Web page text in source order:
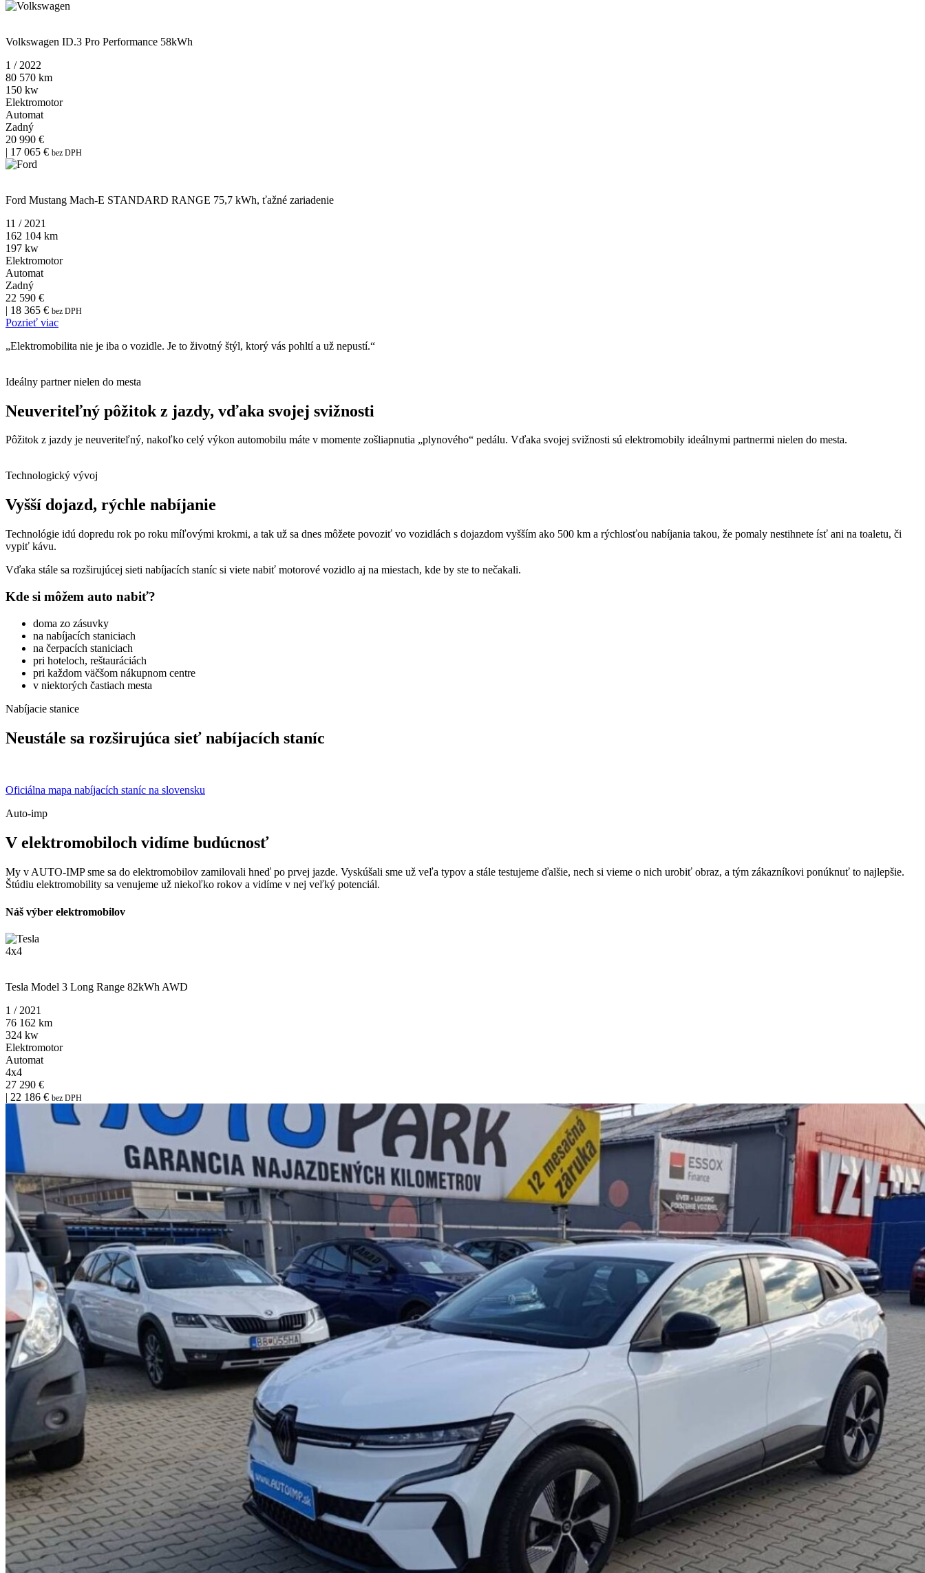
Volkswagen ID.3 Pro Performance 58kWh
1 / 2022
80 570 km
150 kw
Elektromotor
Automat
Zadný
20 990 €
| 17 065 € bez DPH
Ford Mustang Mach-E STANDARD RANGE 75,7 kWh, ťažné zariadenie
11 / 2021
162 104 km
197 kw
Elektromotor
Automat
Zadný
22 590 €
| 18 365 € bez DPH
Pozrieť viac
„Elektromobilita nie je iba o vozidle. Je to životný štýl, ktorý vás pohltí a už nepustí.“
Ideálny partner nielen do mesta
Neuveriteľný pôžitok z jazdy, vďaka svojej svižnosti
Pôžitok z jazdy je neuveriteľný, nakoľko celý výkon automobilu máte v momente zošliapnutia „plynového“ pedálu. Vďaka svojej svižnosti sú elektromobily ideálnymi partnermi nielen do mesta.
Technologický vývoj
Vyšší dojazd, rýchle nabíjanie
Technológie idú dopredu rok po roku míľovými krokmi, a tak už sa dnes môžete povoziť vo vozidlách s dojazdom vyšším ako 500 km a rýchlosťou nabíjania takou, že pomaly nestihnete ísť ani na toaletu, či
vypiť kávu.
Vďaka stále sa rozširujúcej sieti nabíjacích staníc si viete nabiť motorové vozidlo aj na miestach, kde by ste to nečakali.
Kde si môžem auto nabiť?
doma zo zásuvky
na nabíjacích staniciach
na čerpacích staniciach
pri hoteloch, reštauráciách
pri každom väčšom nákupnom centre
v niektorých častiach mesta
Nabíjacie stanice
Neustále sa rozširujúca sieť nabíjacích staníc
Oficiálna mapa nabíjacích staníc na slovensku
Auto-imp
V elektromobiloch vidíme budúcnosť
My v AUTO-IMP sme sa do elektromobilov zamilovali hneď po prvej jazde. Vyskúšali sme už veľa typov a stále testujeme ďalšie, nech si vieme o nich urobiť obraz, a tým zákazníkovi ponúknuť to najlepšie.
Štúdiu elektromobility sa venujeme už niekoľko rokov a vidíme v nej veľký potenciál.
Náš výber elektromobilov
4x4
Tesla Model 3 Long Range 82kWh AWD
1 / 2021
76 162 km
324 kw
Elektromotor
Automat
4x4
27 290 €
| 22 186 € bez DPH